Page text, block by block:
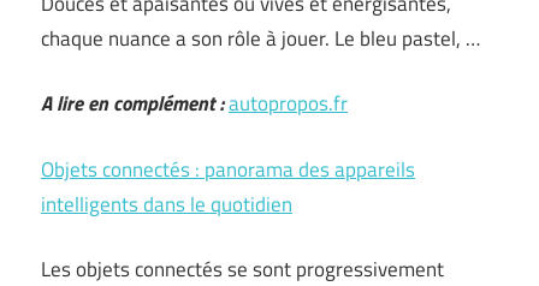
chaque nuance a son rôle à jouer. Le bleu pastel, …
A lire en complément :autopropos.fr
Objets connectés : panorama des appareils
intelligents dans le quotidien
Les objets connectés se sont progressivement